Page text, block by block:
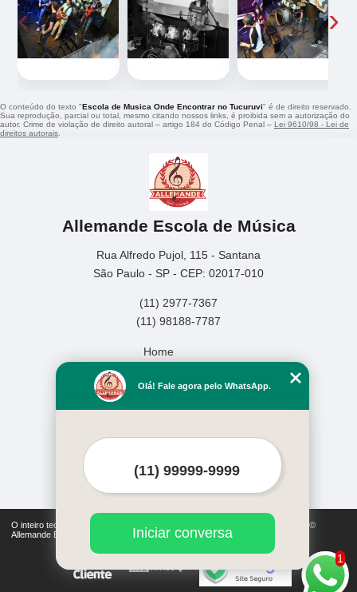
‹ ›
O conteúdo do texto "Escola de Musica Onde Encontrar no Tucuruvi" é de direito reservado.
Sua reprodução, parcial ou total, mesmo citando nossos links, é proibida sem a autorização do
autor. Crime de violação de direito autoral – artigo 184 do Código Penal – Lei 9610/98 - Lei de
direitos autorais
Allemande Escola de Música
Rua Alfredo Pujol, 115 - Santana
São Paulo - SP - CEP: 02017-010
(11) 2977-7367
(11) 98188-7787
Home
Missão
O inteiro teor deste site está sujeito à proteção de direitos autorais. Copyright©
Allemande Escola de Música (Lei 9610 de 19/02/1998)
1
Olá! Fale agora pelo WhatsApp.
Iniciar conversa